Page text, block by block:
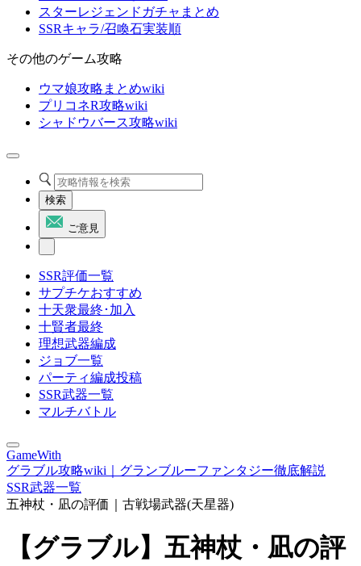
スターレジェンドガチャまとめ
SSRキャラ/召喚石実装順
その他のゲーム攻略
ウマ娘攻略まとめwiki
プリコネR攻略wiki
シャドウバース攻略wiki
検索
ご意見
SSR評価一覧
サプチケおすすめ
十天衆最終･加入
十賢者最終
理想武器編成
ジョブ一覧
パーティ編成投稿
SSR武器一覧
マルチバトル
GameWith
グラブル攻略wiki｜グランブルーファンタジー徹底解説
SSR武器一覧
五神杖・凪の評価｜古戦場武器(天星器)
【グラブル】五神杖・凪の評